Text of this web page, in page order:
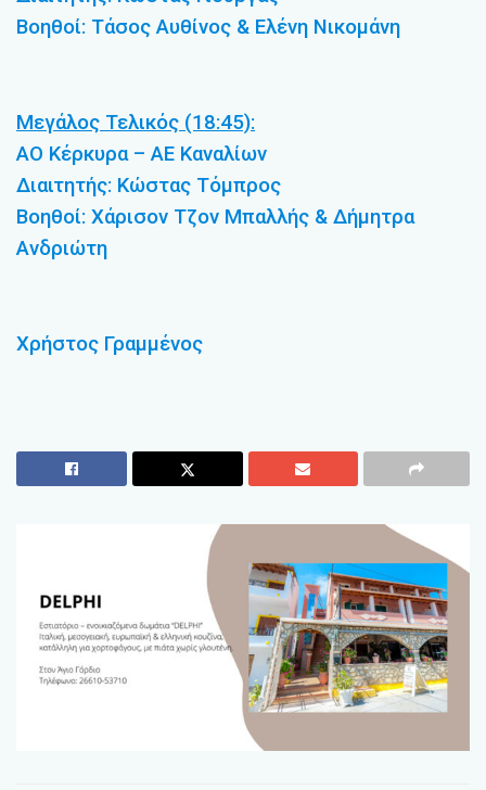
Βοηθοί: Τάσος Αυθίνος & Ελένη Νικομάνη
Μεγάλος Τελικός (18:45):
ΑΟ Κέρκυρα – ΑΕ Καναλίων
Διαιτητής: Κώστας Τόμπρος
Βοηθοί: Χάρισον Τζον Μπαλλής & Δήμητρα
Ανδριώτη
Χρήστος Γραμμένος